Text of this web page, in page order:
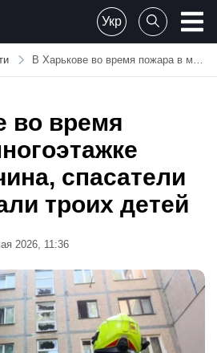
Укр
В Харькове во время пожара в многоэтажке погиб мужчина, спасатели эвакуировали троих детей
во время
спасатели
троих детей
2026, 11:36